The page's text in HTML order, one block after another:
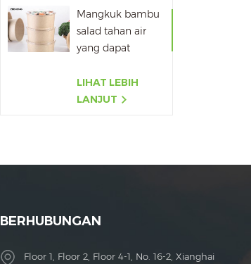
Mangkuk bambu
salad tahan air
yang dapat
hayati
LIHAT LEBIH
LANJUT
BERHUBUNGAN
Floor 1, Floor 2, Floor 4-1, No. 16-2, Xianghai